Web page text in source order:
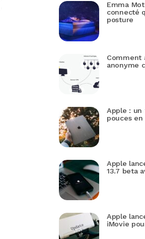
Emma
connecté
posture
Comment
anonyme
Apple : un
pouces
Apple
13.7 beta
Apple
iMovie